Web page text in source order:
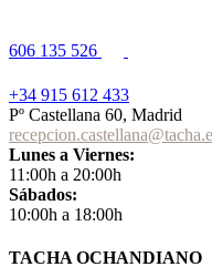
606 135 526
+34 915 612 433
Pº Castellana 60, Madrid
Lunes a Viernes:
11:00h a 20:00h
Sábados:
10:00h a 18:00h
TACHA OCHANDIANO